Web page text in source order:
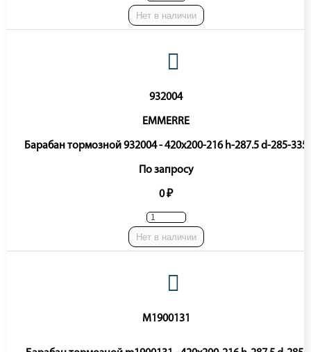
Нет в наличии
932004
EMMERRE
Барабан тормозной 932004 - 420x200-216 h-287.5 d-285-335
По запросу
0 ₽
Нет в наличии
M1900131